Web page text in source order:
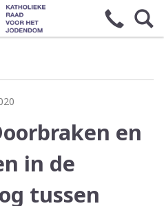
en
in de
tussen